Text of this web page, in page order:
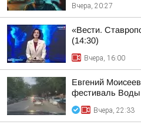
Вчера, 20:27
«Вести.
(14:30)
Вчера, 16:00
Евгений
фестиваль Воды
Вчера, 22:33